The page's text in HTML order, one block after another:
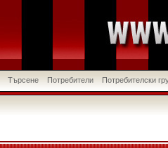
Търсене Потребители Потребителски